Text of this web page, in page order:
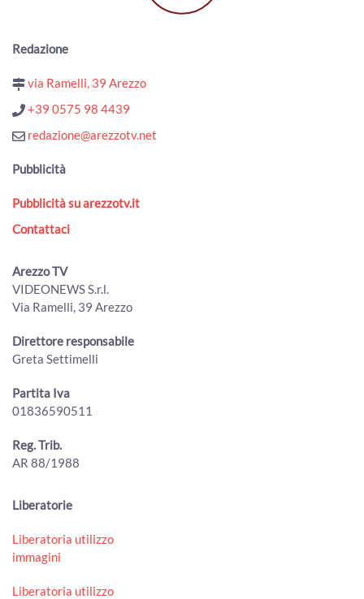
Redazione
via Ramelli, 39 Arezzo
+39 0575 98 4439
redazione@arezzotv.net
Pubblicità
Pubblicità su arezzotv.it
Contattaci
Arezzo TV
VIDEONEWS S.r.l.
Via Ramelli, 39 Arezzo
Direttore responsabile
Greta Settimelli
Partita Iva
01836590511
Reg. Trib.
AR 88/1988
Liberatorie
Liberatoria utilizzo
immagini
Liberatoria utilizzo